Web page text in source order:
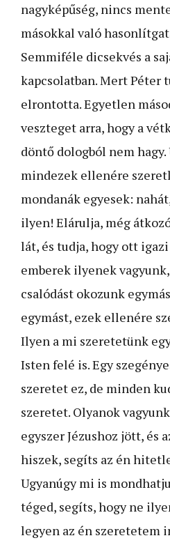
nagyképűség, nincs
másokkal való
Semmiféle dicsekvés a
kapcsolatban. Mert Péter
elrontotta. Egyetlen
veszteget arra, hogy a
döntő dologból nem
mindezek ellenére
mondanák egyesek:
ilyen! Elárulja, még
lát, és tudja, hogy ott
emberek ilyenek
csalódást okozunk
egymást, ezek ellenére
Ilyen a mi szeretetünk
Isten felé is. Egy
szeretet ez, de minden
szeretet. Olyanok
egyszer Jézushoz jött, és
hiszek, segíts az én
Ugyanúgy mi is
téged, segíts, hogy ne
legyen az én szeretetem